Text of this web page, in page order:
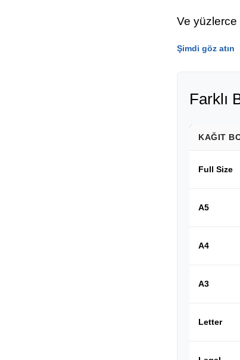
Ve yüzlerce
Şimdi göz atın
Farklı
KAĞIT
Full Size
A5
A4
A3
Letter